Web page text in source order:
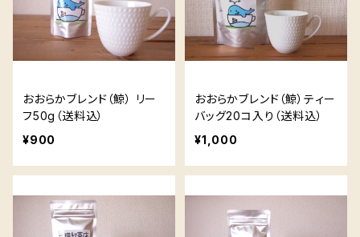
おおらかブレンド（鯨） リー
フ50g（送料込）
¥900
おおらかブレンド（鯨）ティー
バッグ20コ入り（送料込）
¥1,000